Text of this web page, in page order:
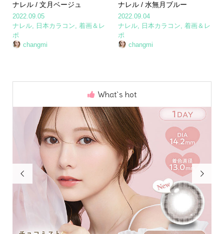
ナレル / 文月ベージュ
2022.09.05
ナレル, 日本カラコン, 着画＆レ
ポ
changmi
ナレル / 水無月ブルー
2022.09.04
ナレル, 日本カラコン,着画＆レ
ポ
changmi
What`s hot
 